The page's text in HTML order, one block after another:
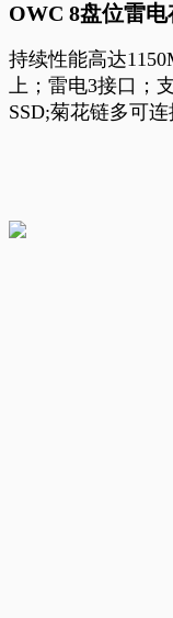
OWC 8盘位雷电
持续性能高达
上；雷电3接口；
SSD;菊花链多可连